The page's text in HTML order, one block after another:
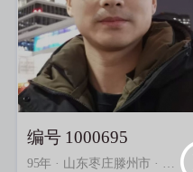
编号 1000695
95年 · 山东枣庄滕州市 · 硕士 · 教育/科研